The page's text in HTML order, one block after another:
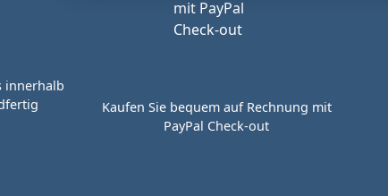
innerhalb
Kaufen Sie bequem auf Rechnung mit
PayPal Check-out